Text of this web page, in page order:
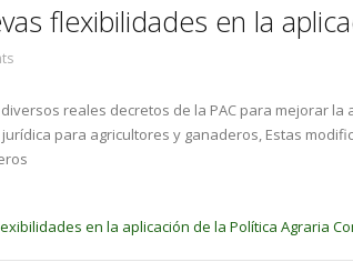
flexibilidades en la
reales decretos de la PAC para mejorar
para agricultores y ganaderos, Estas
en la aplicación de la Política Agraria